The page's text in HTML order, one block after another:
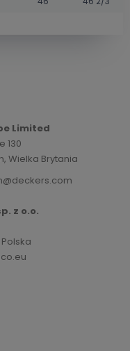
Limited
130
Wielka Brytania
z o.o.
płatności